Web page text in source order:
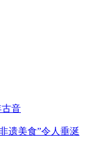
古音
遗美食”令人垂涎